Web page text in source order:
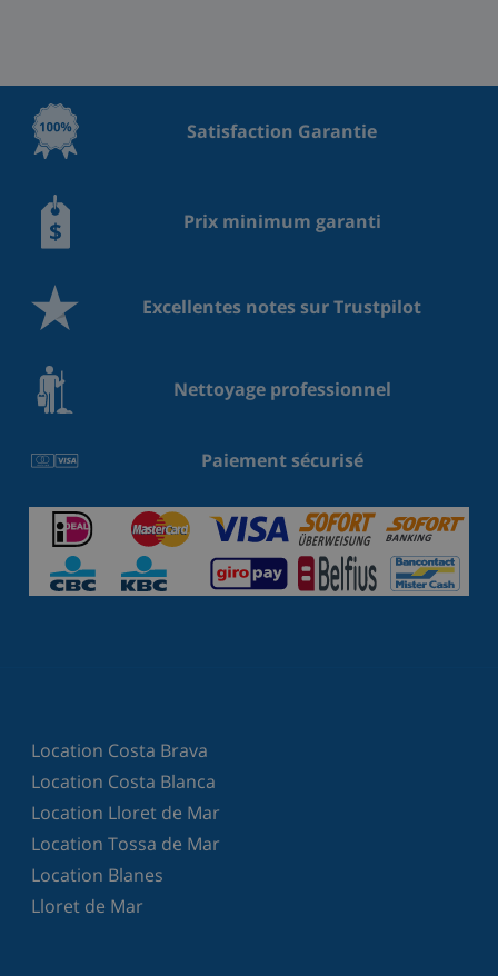
Satisfaction Garantie
Prix minimum garanti
Excellentes notes sur Trustpilot
Nettoyage professionnel
Paiement sécurisé
Location Costa Brava
Location Costa Blanca
Location Lloret de Mar
Location Tossa de Mar
Location Blanes
Lloret de Mar